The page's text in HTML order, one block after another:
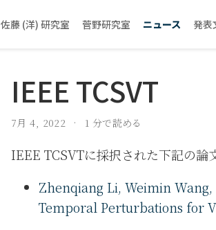
佐藤 (洋) 研究室 菅野研究室 ニュース 発表
IEEE TCSVT
7月 4, 2022 1 分で読める
IEEE TCSVTに採択された下記の論
Zhenqiang Li, Weimin Wang,
Temporal Perturbations for